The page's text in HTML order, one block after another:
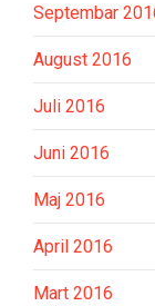
Septembar
August 2016
Juli 2016
Juni 2016
Maj 2016
April 2016
Mart 2016